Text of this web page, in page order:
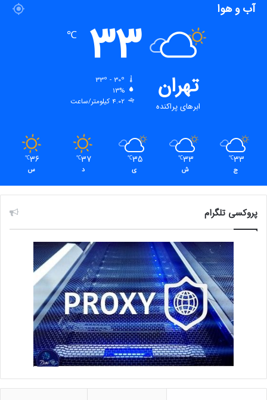
آب و هوا
تهران
ابرهای پراکنده
33
℃
13%
4.02 کیلومتر/ساعت
33
℃
ج
33
℃
ش
35
℃
ی
37
℃
د
36
℃
س
پروکسی تلگرام